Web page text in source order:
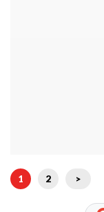
1 2 >